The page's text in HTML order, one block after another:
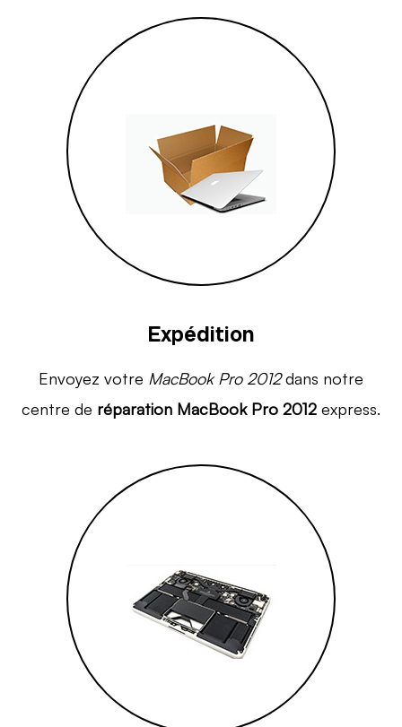
Expédition
Envoyez votre MacBook Pro 2012dans notre
centre de réparation MacBook Pro 2012 express.